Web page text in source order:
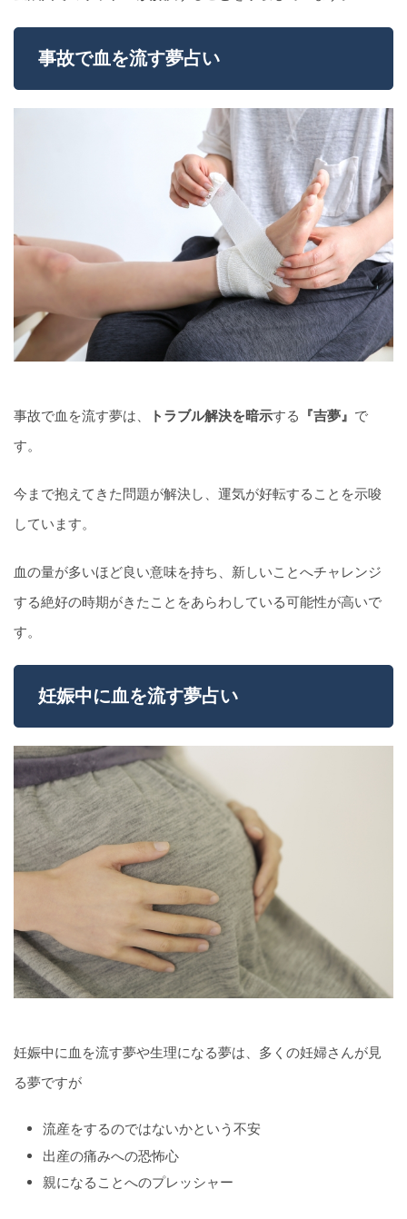
事故で血を流す夢占い
事故で血を流す夢は、 トラブル解決を暗示する 『吉夢』 で
す。
今まで抱えてきた問題が解決し、運気が好転することを示唆
しています。
血の量が多いほど良い意味を持ち、新しいことへチャレンジ
する絶好の時期がきたことをあらわしている可能性が高いで
す。
妊娠中に血を流す夢占い
妊娠中に血を流す夢や生理になる夢は、多くの妊婦さんが見
る夢ですが
流産をするのではないかという不安
出産の痛みへの恐怖心
親になることへのプレッシャー